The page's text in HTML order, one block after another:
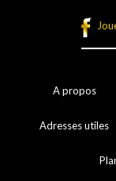
A propos
Adresses utiles